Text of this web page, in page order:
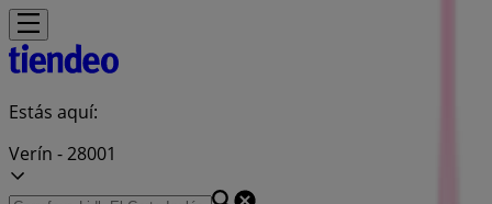
Estás aquí:
Verín - 28001